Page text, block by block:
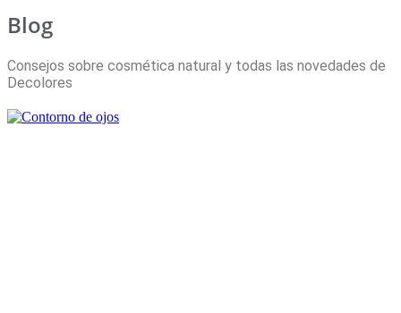
Blog
Consejos sobre cosmética natural y todas las novedades de
Decolores